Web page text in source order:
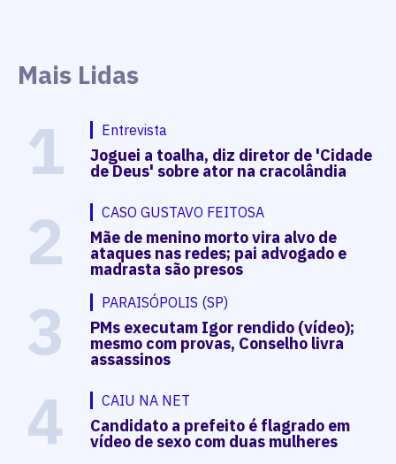
Mais Lidas
1 Entrevista
Joguei a toalha, diz diretor de 'Cidade
de Deus' sobre ator na cracolândia
2 CASO GUSTAVO FEITOSA
Mãe de menino morto vira alvo de
ataques nas redes; pai advogado e
madrasta são presos
3 PARAISÓPOLIS (SP)
PMs executam Igor rendido (vídeo);
mesmo com provas, Conselho livra
assassinos
4 CAIU NA NET
Candidato a prefeito é flagrado em
vídeo de sexo com duas mulheres